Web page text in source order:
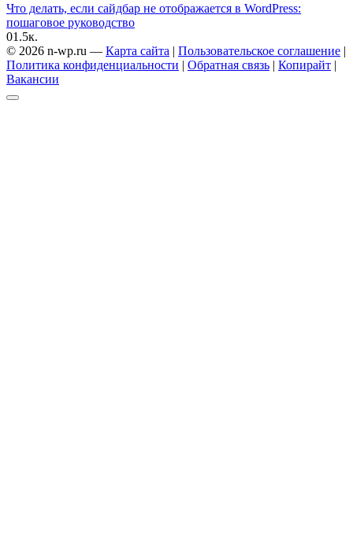
Что делать, если сайдбар не отображается в WordPress:
пошаговое руководство
01.5к.
© 2026 n-wp.ru — Карта сайта | Пользовательское соглашение |
Политика конфиденциальности | Обратная связь | Копирайт |
Вакансии